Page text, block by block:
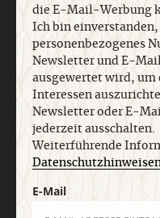
E-Mail
die E-Mail-Werbung
Ich bin einverstanden,
personenbezogenes
Newsletter und E-
ausgewertet wird, um
Interessen
Newsletter oder E-
jederzeit ausschalten.
Weiterführende
E-Mail